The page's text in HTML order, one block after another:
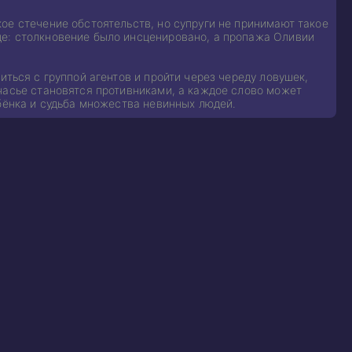
стечение обстоятельств, но супруги не принимают такое
столкновение было инсценировано, а пропажа Оливии
с группой агентов и пройти через череду ловушек,
становятся противниками, а каждое слово может
и судьба множества невинных людей.